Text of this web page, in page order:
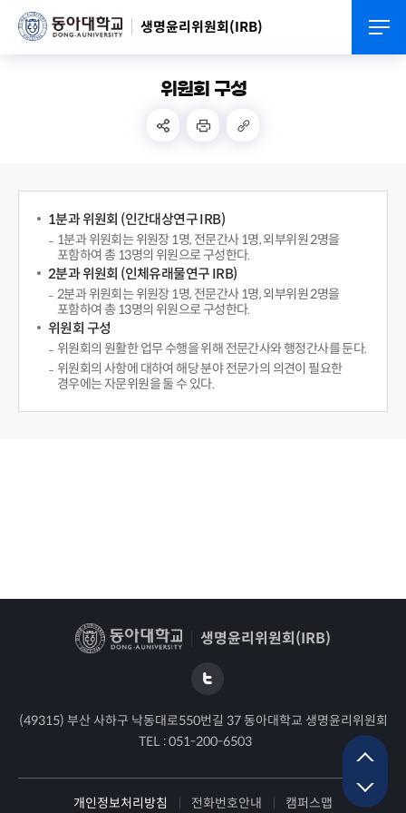
생명윤리위원회(IRB)
위원회 구성
1분과 위원회 (인간대상연구 IRB)
1분과 위원회는 위원장 1명, 전문간사 1명, 외부위원 2명을
포함하여 총 13명의 위원으로 구성한다.
2분과 위원회 (인체유래물연구 IRB)
2분과 위원회는 위원장 1명, 전문간사 1명, 외부위원 2명을
포함하여 총 13명의 위원으로 구성한다.
위원회 구성
위원회의 원활한 업무 수행을 위해 전문간사와 행정간사를 둔다.
위원회의 사항에 대하여 해당 분야 전문가의 의견이 필요한
경우에는 자문위원을 둘 수 있다.
생명윤리위원회(IRB)
(49315) 부산 사하구 낙동대로550번길 37 동아대학교 생명윤리위원회
TEL :051-200-6503
개인정보처리방침 전화번호안내 캠퍼스맵